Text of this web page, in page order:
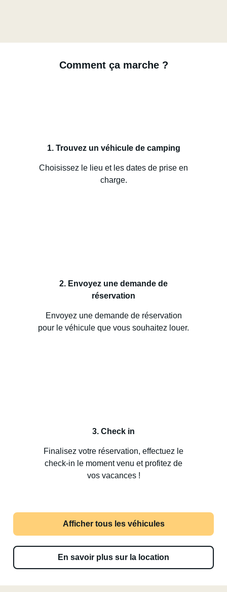
Comment ça marche ?
1. Trouvez un véhicule de camping
Choisissez le lieu et les dates de prise en
charge.
2. Envoyez une demande de
réservation
Envoyez une demande de réservation
pour le véhicule que vous souhaitez louer.
3. Check in
Finalisez votre réservation, effectuez le
check-in le moment venu et profitez de
vos vacances !
Afficher tous les véhicules
En savoir plus sur la location